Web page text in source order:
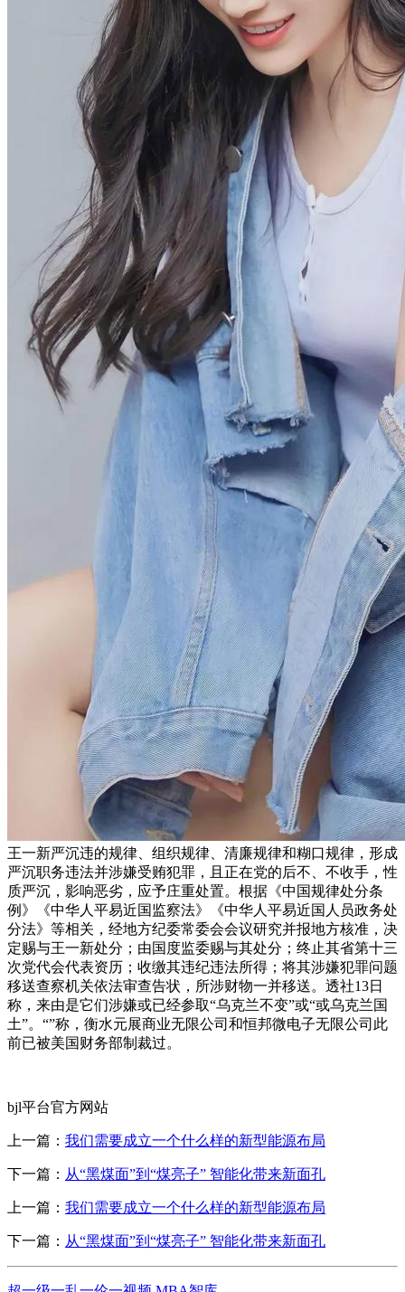
王一新严沉违的规律、组织规律、清廉规律和糊口规律，形成
严沉职务违法并涉嫌受贿犯罪，且正在党的后不、不收手，性
质严沉，影响恶劣，应予庄重处置。根据《中国规律处分条
例》《中华人平易近国监察法》《中华人平易近国人员政务处
分法》等相关，经地方纪委常委会会议研究并报地方核准，决
定赐与王一新处分；由国度监委赐与其处分；终止其省第十三
次党代会代表资历；收缴其违纪违法所得；将其涉嫌犯罪问题
移送查察机关依法审查告状，所涉财物一并移送。透社13日
称，来由是它们涉嫌或已经参取“乌克兰不变”或“或乌克兰国
土”。“”称，衡水元展商业无限公司和恒邦微电子无限公司此
前已被美国财务部制裁过。
bjl平台官方网站
上一篇： 我们需要成立一个什么样的新型能源布局
下一篇： 从“黑煤面”到“煤亮子” 智能化带来新面孔
上一篇： 我们需要成立一个什么样的新型能源布局
下一篇： 从“黑煤面”到“煤亮子” 智能化带来新面孔